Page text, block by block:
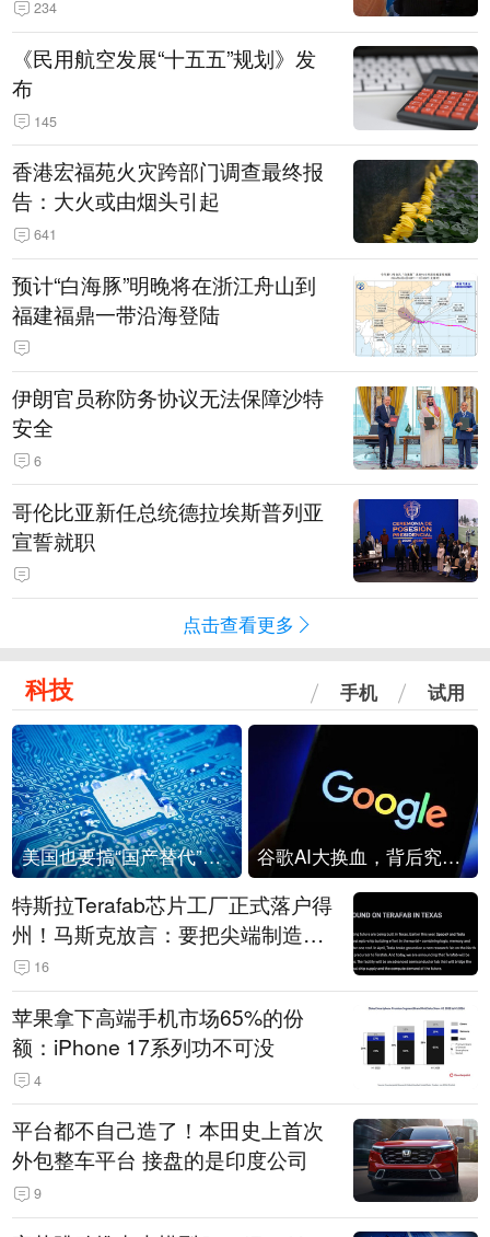
234
《民用航空发展“十五五”规划》发
布
145
香港宏福苑火灾跨部门调查最终报
告：大火或由烟头引起
641
预计“白海豚”明晚将在浙江舟山到
福建福鼎一带沿海登陆
伊朗官员称防务协议无法保障沙特
安全
6
哥伦比亚新任总统德拉埃斯普列亚
宣誓就职
点击查看更多
科技 手机 试用
美国也要搞“国产替代”？先算清三笔账 谷歌AI大换血，背后究竟发生了什么？
特斯拉Terafab芯片工厂正式落户得
州！马斯克放言：要把尖端制造带
回美国
16
苹果拿下高端手机市场65%的份
额：iPhone 17系列功不可没
4
平台都不自己造了！本田史上首次
外包整车平台 接盘的是印度公司
9